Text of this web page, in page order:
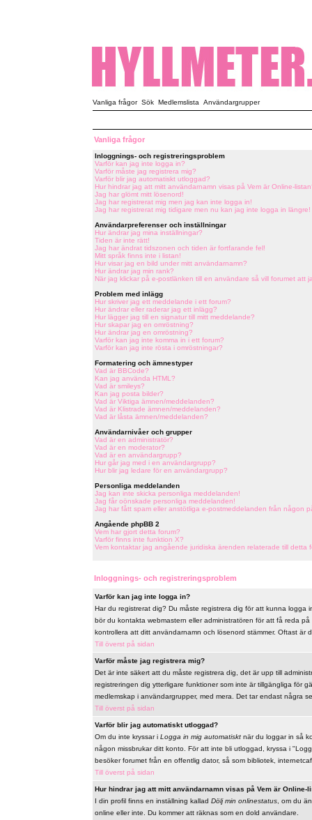
Vanliga frågor Sök Medlemslista Användargrupper
Vanliga frågor
Inloggnings- och registreringsproblem
Varför kan jag inte logga in?
Varför måste jag registrera mig?
Varför blir jag automatiskt utloggad?
Hur hindrar jag att mitt användarnamn visas på Vem är Online-
Jag har glömt mitt lösenord!
Jag har registrerat mig men jag kan inte logga in!
Jag har registrerat mig tidigare men nu kan jag inte logga in längre!
Användarpreferenser och inställningar
Hur ändrar jag mina inställningar?
Tiden är inte rätt!
Jag har ändrat tidszonen och tiden är fortfarande fel!
Mitt språk finns inte i listan!
Hur visar jag en bild under mitt användarnamn?
Hur ändrar jag min rank?
När jag klickar på e-postlänken till en användare så vill forumet att
Problem med inlägg
Hur skriver jag ett meddelande i ett forum?
Hur ändrar eller raderar jag ett inlägg?
Hur lägger jag till en signatur till mitt meddelande?
Hur skapar jag en omröstning?
Hur ändrar jag en omröstning?
Varför kan jag inte komma in i ett forum?
Varför kan jag inte rösta i omröstningar?
Formatering och ämnestyper
Vad är BBCode?
Kan jag använda HTML?
Vad är smileys?
Kan jag posta bilder?
Vad är Viktiga ämnen/meddelanden?
Vad är Klistrade ämnen/meddelanden?
Vad är låsta ämnen/meddelanden?
Användarnivåer och grupper
Vad är en administratör?
Vad är en moderator?
Vad är en användargrupp?
Hur går jag med i en användargrupp?
Hur blir jag ledare för en användargrupp?
Personliga meddelanden
Jag kan inte skicka personliga meddelanden!
Jag får oönskade personliga meddelanden!
Jag har fått spam eller anstötliga e-postmeddelanden från någon
Angående phpBB 2
Vem har gjort detta forum?
Varför finns inte funktion X?
Vem kontaktar jag angående juridiska ärenden relaterade till detta
Inloggnings- och registreringsproblem
Varför kan jag inte logga in?
Har du registrerat dig? Du måste registrera dig för att kunna
bör du kontakta webmastern eller administratören för att få reda
kontrollera att ditt användarnamn och lösenord stämmer. Oftast är
Till överst på sidan
Varför måste jag registrera mig?
Det är inte säkert att du måste registrera dig, det är upp till
registreringen dig ytterligare funktioner som inte är tillgängliga för
medlemskap i användargrupper, med mera. Det tar endast några
Till överst på sidan
Varför blir jag automatiskt utloggad?
Om du inte kryssar i Logga in mig automatisktnär du loggar in så
någon missbrukar ditt konto. För att inte bli utloggad, kryssa i
besöker forumet från en offentlig dator, så som bibliotek,
Till överst på sidan
Hur hindrar jag att mitt användarnamn visas på Vem är Online-
I din profil finns en inställning kallad Dölj min onlinestatus, om du
online eller inte. Du kommer att räknas som en dold användare.